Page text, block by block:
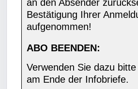
an den Absender
Bestätigung Ihrer
aufgenommen!
ABO BEENDEN:
Verwenden Sie dazu
am Ende der Infobriefe.